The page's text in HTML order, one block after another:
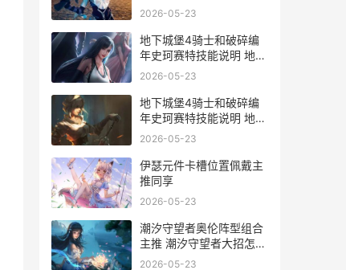
城堡4骑士之墓幽灵顺序
2026-05-23
地下城堡4骑士和破碎编
年史珂赛特技能说明 地下
城堡4图攻略
2026-05-23
地下城堡4骑士和破碎编
年史珂赛特技能说明 地下
城堡4骑士技能加点
2026-05-23
伊瑟元件卡槽位置佩戴主
推同享
2026-05-23
潮汐守望者奥伦阵型组合
主推 潮汐守望者大招怎么
用
2026-05-23